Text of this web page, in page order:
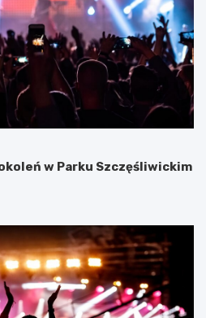
w Parku Szczęśliwickim